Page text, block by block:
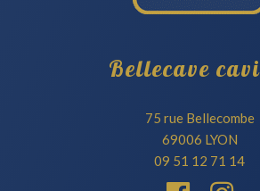
Bellecave
75 rue Bellecombe
69006 LYON
09 51 12 71 14